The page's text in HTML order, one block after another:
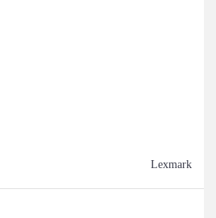
Lexmark